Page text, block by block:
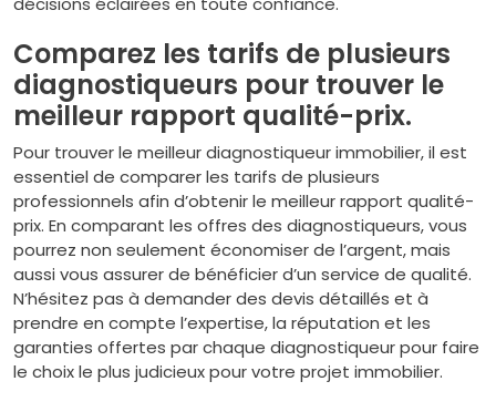
Comparez les tarifs de plusieurs
diagnostiqueurs pour trouver le
meilleur rapport qualité-prix.
Pour trouver le meilleur diagnostiqueur immobilier, il est
essentiel de comparer les tarifs de plusieurs
professionnels afin d’obtenir le meilleur rapport qualité-
prix. En comparant les offres des diagnostiqueurs, vous
pourrez non seulement économiser de l’argent, mais
aussi vous assurer de bénéficier d’un service de qualité.
N’hésitez pas à demander des devis détaillés et à
prendre en compte l’expertise, la réputation et les
garanties offertes par chaque diagnostiqueur pour faire
le choix le plus judicieux pour votre projet immobilier.